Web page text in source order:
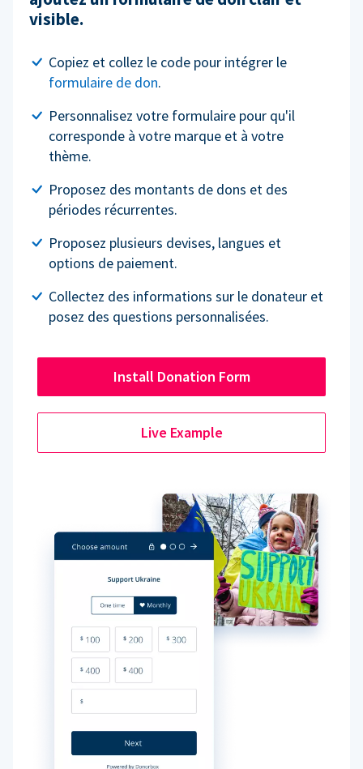
visible.
Copiez et collez le code pour intégrer le
formulaire de don.
Personnalisez votre formulaire pour qu'il
corresponde à votre marque et à votre
thème.
Proposez des montants de dons et des
périodes récurrentes.
Proposez plusieurs devises, langues et
options de paiement.
Collectez des informations sur le donateur et
posez des questions personnalisées.
Install Donation Form
Live Example